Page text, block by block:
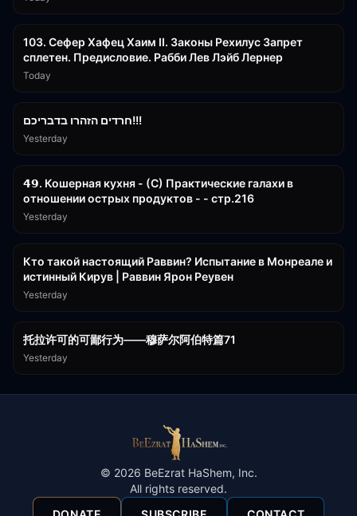
103. Сефер Хафец Хаим II. Законы Рехилус Запрет
сплетен. Предисловие. Рабби Лев Лэйб Лернер
Today
חרדים הזהרו בדבריכם!!!
Yesterday
𝟰𝟵. Кошерная кухня - (С) Практические галахи в
отношении острых продуктов - - стр.216
Yesterday
Кто такой настоящий Раввин? Испытание в Монреале и
истинный Кирув | Раввин Ярон Реувен
Yesterday
托拉许可的可鄙行为——穆萨尔阿伯特篇71
Yesterday
© 2026 BeEzrat HaShem, Inc.
All rights reserved.